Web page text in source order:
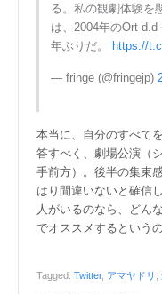
る。私の観劇体験を
は、2004年のOrt-
年ぶりだ。 https://
— fringe (@fringejp)
本当に、自分のすべて
答すべく、劇場公演（
手前方）。後半の集束
はり間違いないと確信
人がいるのなら、どん
でオススメするという
Tagged: Twitter, アマヤドリ